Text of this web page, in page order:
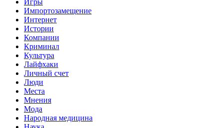
Игры
Импортозамещение
Интернет
Истории
Компании
Криминал
Культура
Лайфхаки
Личный счет
Люди
Места
Мнения
Мода
Народная медицина